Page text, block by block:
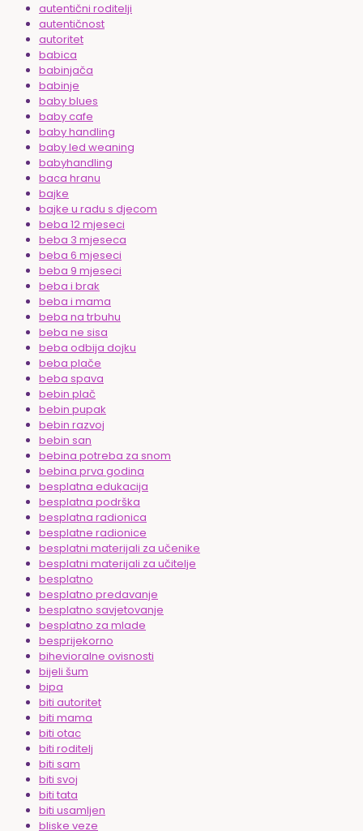
autentični roditelji
autentičnost
autoritet
babica
babinjača
babinje
baby blues
baby cafe
baby handling
baby led weaning
babyhandling
baca hranu
bajke
bajke u radu s djecom
beba 12 mjeseci
beba 3 mjeseca
beba 6 mjeseci
beba 9 mjeseci
beba i brak
beba i mama
beba na trbuhu
beba ne sisa
beba odbija dojku
beba plače
beba spava
bebin plač
bebin pupak
bebin razvoj
bebin san
bebina potreba za snom
bebina prva godina
besplatna edukacija
besplatna podrška
besplatna radionica
besplatne radionice
besplatni materijali za učenike
besplatni materijali za učitelje
besplatno
besplatno predavanje
besplatno savjetovanje
besplatno za mlade
besprijekorno
bihevioralne ovisnosti
bijeli šum
bipa
biti autoritet
biti mama
biti otac
biti roditelj
biti sam
biti svoj
biti tata
biti usamljen
bliske veze